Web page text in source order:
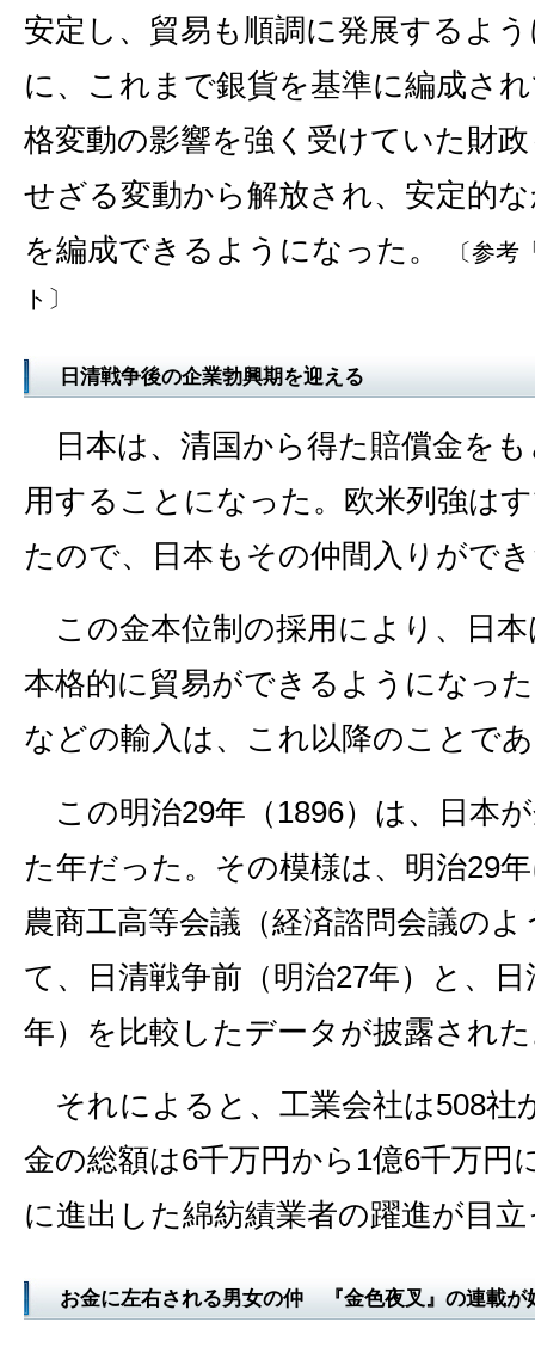
安定し、貿易も順調に発展するよ
に、これまで銀貨を基準に編成さ
格変動の影響を強く受けていた財
せざる変動から解放され、安定的
を編成できるようになった。
〔参
ト〕
日清戦争後の企業勃興期を迎える
日本は、清国から得た賠償金を
用することになった。欧米列強は
たので、日本もその仲間入りがで
この金本位制の採用により、日
本格的に貿易ができるようになっ
などの輸入は、これ以降のことで
この明治29年（1896）は、日本
た年だった。その模様は、明治29
農商工高等会議（経済諮問会議の
て、日清戦争前（明治27年）と、
年）を比較したデータが披露され
それによると、工業会社は508社
金の総額は6千万円から1億6千万円
に進出した綿紡績業者の躍進が目
お金に左右される男女の仲 『金色夜叉』の連載が